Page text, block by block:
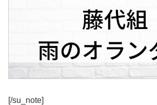
[/su_note]